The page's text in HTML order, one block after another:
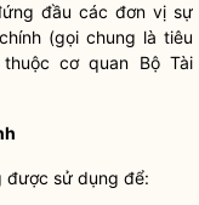
đầu các đơn vị sự
(gọi chung là tiêu
cơ quan Bộ Tài
được sử dụng để: